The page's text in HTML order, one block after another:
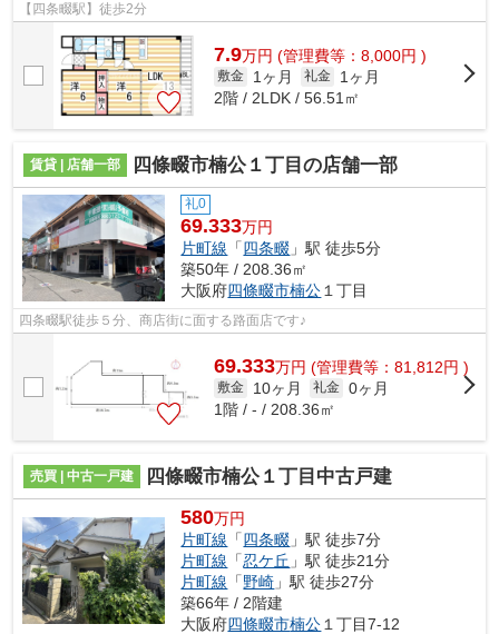
【四条畷駅】徒歩2分
7.9万円 (管理費等：8,000円 )
敷金 1ヶ月 礼金
1ヶ月
2階 / 2LDK / 56.51㎡
賃貸 | 店舗一部 四條畷市楠公１丁目の店舗一部
礼0
69.333万円
片町線 「四条畷 」駅 徒歩5分
築50年 / 208.36㎡
大阪府四條畷市楠公 １丁目
四条畷駅徒歩５分、商店街に面する路面店です♪
69.333万円 (管理費等：81,812円 )
敷金 10ヶ月 礼金 0ヶ月
1階 / - / 208.36㎡
売買 | 中古一戸建 四條畷市楠公１丁目中古戸建
580万円
片町線 「四条畷 」駅 徒歩7分
片町線 「忍ケ丘 」駅 徒歩21分
片町線 「野崎 」駅 徒歩27分
築66年 / 2階建
大阪府四條畷市楠公 １丁目7-12